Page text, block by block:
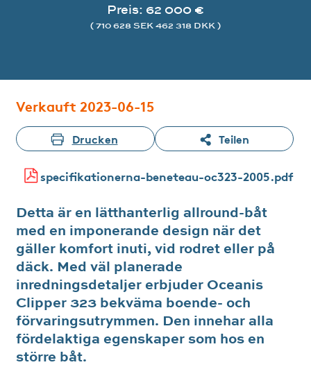
Preis: 62 000 €
( 710 628 SEK 462 318 DKK )
Verkauft 2023-06-15
Drucken Teilen
specifikationerna-beneteau-oc323-2005.pdf
Detta är en lätthanterlig allround-båt
med en imponerande design när det
gäller komfort inuti, vid rodret eller på
däck. Med väl planerade
inredningsdetaljer erbjuder Oceanis
Clipper 323 bekväma boende- och
förvaringsutrymmen. Den innehar alla
fördelaktiga egenskaper som hos en
större båt.